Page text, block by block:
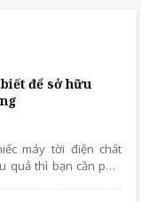
để sở hữu
máy tời điện chất
quả thì bạn cần phải